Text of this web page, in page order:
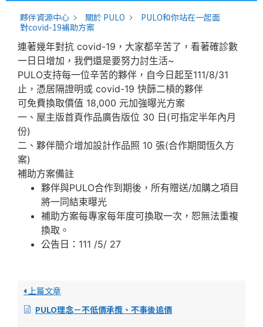
夥伴資源中心 關於 PULO
PULO和你站在一起面
對covid-19補助方案
連著幾年對抗 covid-19，大家都辛苦了，看著確診數
一日日增加，我們還是要努力討生活~
PULO支持每一位辛苦的夥伴，自今日起至111/8/31
止，憑居隔證明或 covid-19 快篩二槓的夥伴
可免費換取價值 18,000 元加強曝光方案
一、屋主版首頁作品廣告版位 30 日(可指定半年內月
份)
二、夥伴簡介增加設計作品照 10 張(合作期間恆久方
案)
補助方案備註
夥伴與PULO合作到期後，所有贈送/加購之項目
將一同結束曝光
補助方案每專家每年度可換取一次，恕無法重複
換取。
公告日：111 /5/ 27
上篇文章
PULO理念－不低價承攬、不事後追價